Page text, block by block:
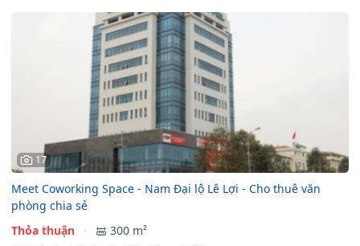
17
Meet Coworking Space - Nam Đại lộ Lê Lợi - Cho thuê văn
phòng chia sẻ
Thỏa thuận
300 m²